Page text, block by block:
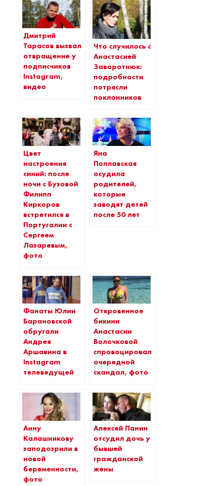
Дмитрий
Тарасов вызвал
отвращение у
подписчиков
Instagram,
видео
Что случилось с
Анастасией
Заворотнюк:
подробности
потрясли
поклонников
Цвет
настроения
синий: после
ночи с Бузовой
Филипп
Киркоров
встретился в
Португалии с
Сергеем
Лазаревым,
фото
Яна
Поплавская
осудила
родителей,
которые
заводят детей
после 50 лет
Фанаты Юлии
Барановской
обругали
Андрея
Аршавина в
Instagram
телеведущей
Откровенное
бикини
Анастасии
Волочковой
спровоцировало
очередной
скандал, фото
Анну
Калашникову
заподозрили в
новой
беременности,
фото
Алексей Панин
отсудил дочь у
бывшей
гражданской
жены